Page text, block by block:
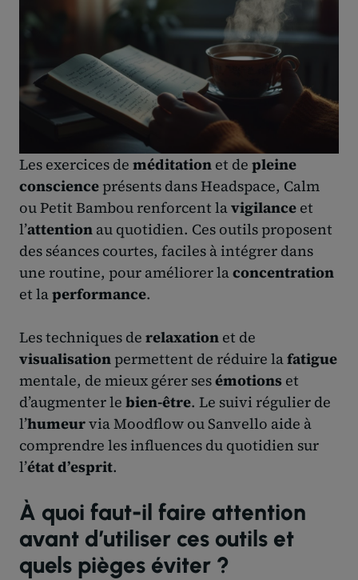
Les exercices de méditation et de pleine
conscience présents dans Headspace, Calm
ou Petit Bambou renforcent lavigilance et
l’attention au quotidien. Ces outils proposent
des séances courtes, faciles à intégrer dans
une routine, pour améliorer laconcentration
et laperformance.
Les techniques de relaxation et de
visualisation permettent de réduire lafatigue
mentale, de mieux gérer sesémotions et
d’augmenter le bien-être. Le suivi régulier de
l’humeurvia Moodflow ou Sanvello aide à
comprendre les influences du quotidien sur
l’état d’esprit.
À quoi faut-il faire attention
avant d’utiliser ces outils et
quels pièges éviter ?